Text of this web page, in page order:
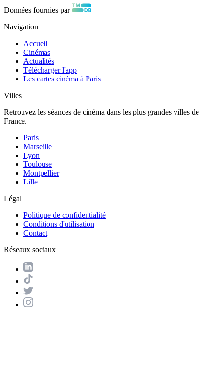
Données fournies par
Navigation
Accueil
Cinémas
Actualités
Télécharger l'app
Les cartes cinéma à Paris
Villes
Retrouvez les séances de cinéma dans les plus grandes villes de
France.
Paris
Marseille
Lyon
Toulouse
Montpellier
Lille
Légal
Politique de confidentialité
Conditions d'utilisation
Contact
Réseaux sociaux